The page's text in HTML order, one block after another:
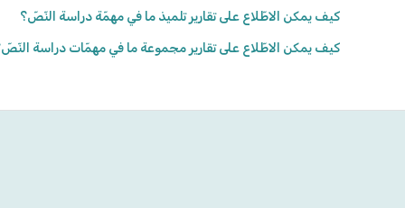
كيف يمكن الاطّلاع على تقارير تلميذ ما في مهمّة دراسة النّصّ؟
كيف يمكن الاطّلاع على تقارير مجموعة ما في مهمّات دراسة